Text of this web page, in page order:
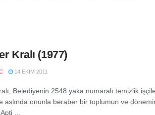
Kralı (1977)
14 EKIM 2011
Belediyenin 2548 yaka numaralı temizlik
aslında onunla beraber bir toplumun ve
...